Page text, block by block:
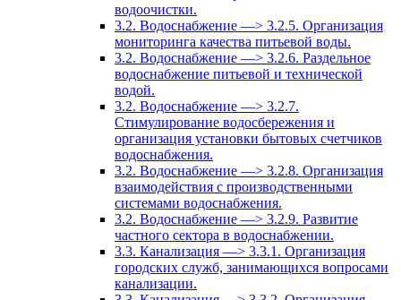
водоочистки.
3.2. Водоснабжение —> 3.2.5. Организация
мониторинга качества питьевой воды.
3.2. Водоснабжение —> 3.2.6. Раздельное
водоснабжение питьевой и технической
водой.
3.2. Водоснабжение —> 3.2.7.
Стимулирование водосбережения и
организация установки бытовых счетчиков
водоснабжения.
3.2. Водоснабжение —> 3.2.8. Организация
взаимодействия с производственными
системами водоснабжения.
3.2. Водоснабжение —> 3.2.9. Развитие
частного сектора в водоснабжении.
3.3. Канализация —> 3.3.1. Организация
городских служб, занимающихся вопросами
канализации.